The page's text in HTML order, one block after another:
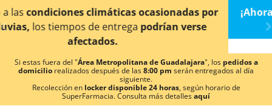
< div class="carousel-inner">
por
¡Ahora también en Aguascalientes! Daclic
conocer detalles.
Si estas fuera del "Área Metropolitana de Guadalajara", los pedidos a
domicilio realizados después de las8:00 pm serán entregados al día
siguiente.
Recolección en locker disponible 24 horas, según horario de
SuperFarmacia. Consulta más detallesaquí